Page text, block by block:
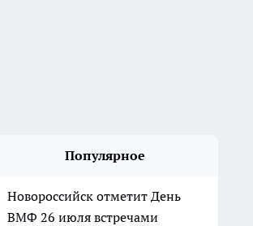
Популярное
Новороссийск отметит День
ВМФ 26 июля встречами